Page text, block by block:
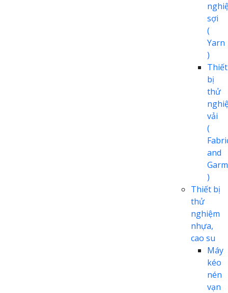
sợi
(
Yarn
)
Thiết
bị
thử
vải
(
and
)
Thiết bị
thử
nghiệm
nhựa,
cao su
Máy
kéo
nén
vạn